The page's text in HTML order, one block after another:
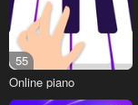
55
Online piano